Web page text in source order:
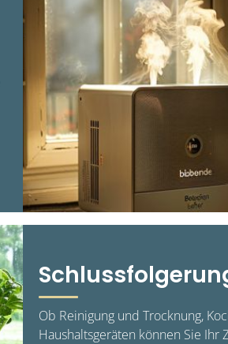
Ob Reinigung und Trocknung,
Haushaltsgeräten können Sie